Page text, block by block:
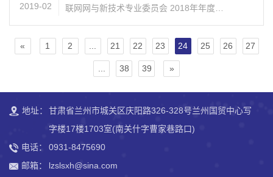
2019-02
联⽹网与新技术专业委员会 2018年年度⼯
工作会议在兰州市律律协会议室召开。市
律律协互联⽹网与新技术委员会主任刘临
庆、副主任颜荣、杜泓违、秘书⻓长张⽟
玉⻘青共 同参加了了此次会议。
« 1 2 21 22 23 24 25 26 27
38 39 »
地址：
甘肃省兰州市城关区庆阳路326-328号兰州国贸中心写
字楼17楼1703室(南关什字曹家巷路口)
电话：
0931-8475690
邮箱：
lzslsxh@sina.com